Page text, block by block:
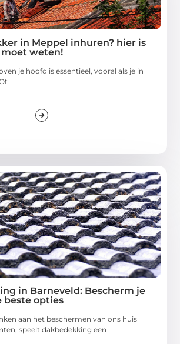
in Meppel inhuren? hier is
weten!
je hoofd is essentieel, vooral als je in
in Barneveld: Bescherm je
beste opties
aan het beschermen van ons huis
speelt dakbedekking een